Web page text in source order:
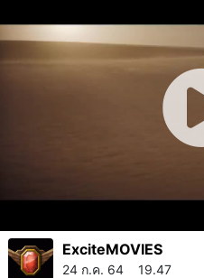
ExciteMOVIES
24 ก.ค. 64 19.47